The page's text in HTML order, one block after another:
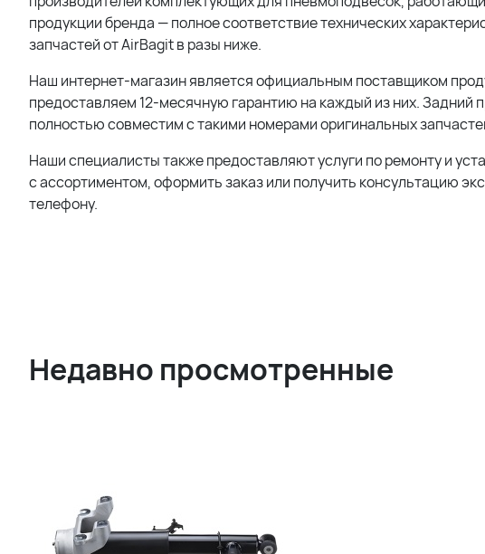
продукции бренда — полное соответствие технических
запчастей от AirBagit в разы ниже.
Наш интернет-магазин является официальным поставщиком
предоставляем 12-месячную гарантию на каждый из них.Задний
полностью совместим с такими номерами оригинальных
Наши специалисты также предоставляют услуги по ремонту и
с ассортиментом, оформить заказ или получить консультацию
телефону.
Недавно просмотренные